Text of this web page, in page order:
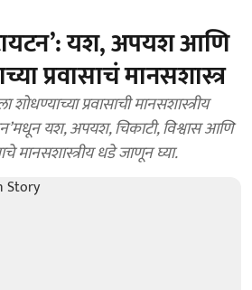
यश, अपयश आणि
प्रवासाचं मानसशास्त्र
प्रवासाची मानसशास्त्रीय
यश, अपयश, चिकाटी, विश्वास आणि
मानसशास्त्रीय धडे जाणून घ्या.